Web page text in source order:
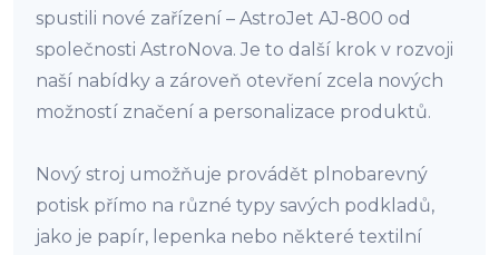
spustili nové zařízení – AstroJet AJ-800 od
společnosti AstroNova. Je to další krok v rozvoji
naší nabídky a zároveň otevření zcela nových
možností značení a personalizace produktů.
Nový stroj umožňuje provádět plnobarevný
potisk přímo na různé typy savých podkladů,
jako je papír, lepenka nebo některé textilní